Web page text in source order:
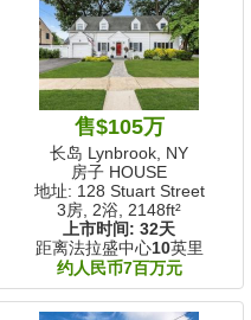
售$105万
长岛 Lynbrook, NY
房子 HOUSE
地址: 128 Stuart Street
3房, 2浴, 2148ft²
上市时间: 32天
距离法拉盛中心10英里
约人民币7百万元